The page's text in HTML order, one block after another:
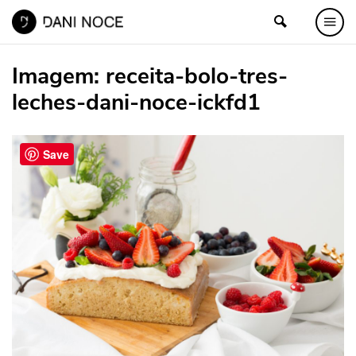
Imagem: receita-bolo-tres-
leches-dani-noce-ickfd1
Save